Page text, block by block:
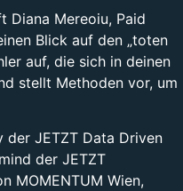
Diana Mereoiu, Paid
Blick auf den „toten
auf, die sich in deinen
stellt Methoden vor, um
der JETZT Data Driven
der JETZT
MOMENTUM Wien,